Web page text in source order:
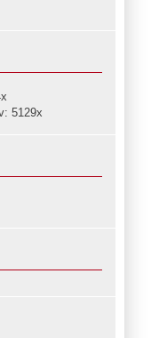
5129x